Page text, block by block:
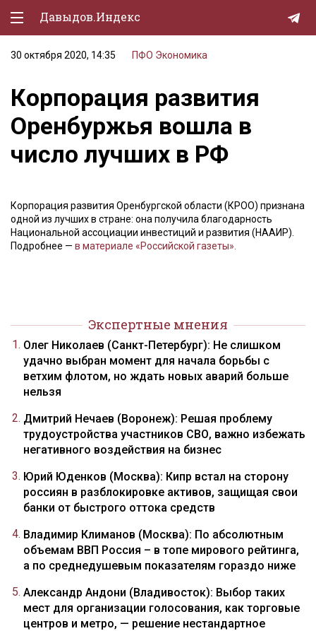
Давыдов.Индекс
Политическая жизнь
Экономика
Природа
Образование
Культура
Lifestyle
30 октября 2020, 14:35 ПФО Экономика
Корпорация развития
Оренбуржья вошла в
число лучших в РФ
Корпорация развития Оренбургской области (КРОО) признана
одной из лучших в стране: она получила благодарность
Национальной ассоциации инвестиций и развития (НААИР).
Подробнее — в материале «Российской газеты».
Экспертные мнения
Олег Николаев (Санкт-Петербург): Не слишком
удачно выбран момент для начала борьбы с
ветхим флотом, но ждать новых аварий больше
нельзя
Дмитрий Нечаев (Воронеж): Решая проблему
трудоустройства участников СВО, важно избежать
негативного воздействия на бизнес
Юрий Юденков (Москва): Кипр встал на сторону
россиян в разблокировке активов, защищая свои
банки от быстрого оттока средств
Владимир Климанов (Москва): По абсолютным
объемам ВВП Россия – в топе мирового рейтинга,
а по среднедушевым показателям гораздо ниже
Александр Андони (Владивосток): Выбор таких
мест для организации голосования, как торговые
центров и метро, — решение нестандартное